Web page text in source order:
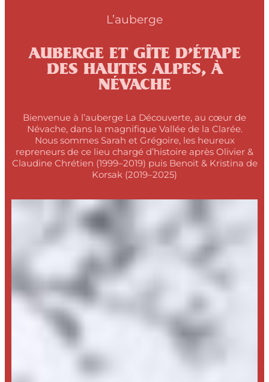
L’auberge
AUBERGE ET GÎTE D’ÉTAPE
DES HAUTES ALPES, À
NÉVACHE
Bienvenue à l’auberge La Découverte, au cœur de
Névache, dans la magnifique Vallée de la Clarée.
Nous sommes Sarah et Grégoire, les heureux
repreneurs de ce lieu chargé d’histoire après Olivier &
Claudine Chrétien (1999–2019) puis Benoit & Kristina de
Korsak (2019–2025)